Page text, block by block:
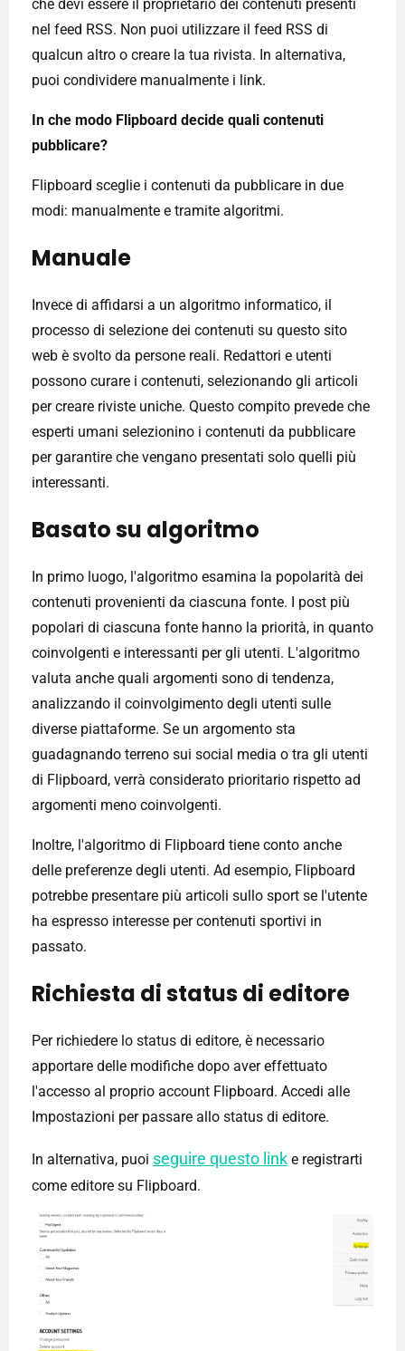
che devi essere il proprietario dei contenuti presenti
nel feed RSS. Non puoi utilizzare il feed RSS di
qualcun altro o creare la tua rivista. In alternativa,
puoi condividere manualmente i link.
In che modo Flipboard decide quali contenuti
pubblicare?
Flipboard sceglie i contenuti da pubblicare in due
modi: manualmente e tramite algoritmi.
Manuale
Invece di affidarsi a un algoritmo informatico, il
processo di selezione dei contenuti su questo sito
web è svolto da persone reali. Redattori e utenti
possono curare i contenuti, selezionando gli articoli
per creare riviste uniche. Questo compito prevede che
esperti umani selezionino i contenuti da pubblicare
per garantire che vengano presentati solo quelli più
interessanti.
Basato su algoritmo
In primo luogo, l'algoritmo esamina la popolarità dei
contenuti provenienti da ciascuna fonte. I post più
popolari di ciascuna fonte hanno la priorità, in quanto
coinvolgenti e interessanti per gli utenti. L'algoritmo
valuta anche quali argomenti sono di tendenza,
analizzando il coinvolgimento degli utenti sulle
diverse piattaforme. Se un argomento sta
guadagnando terreno sui social media o tra gli utenti
di Flipboard, verrà considerato prioritario rispetto ad
argomenti meno coinvolgenti.
Inoltre, l'algoritmo di Flipboard tiene conto anche
delle preferenze degli utenti. Ad esempio, Flipboard
potrebbe presentare più articoli sullo sport se l'utente
ha espresso interesse per contenuti sportivi in ​​
passato.
Richiesta di status di editore
Per richiedere lo status di editore, è necessario
apportare delle modifiche dopo aver effettuato
l'accesso al proprio account Flipboard. Accedi alle
Impostazioni per passare allo status di editore.
In alternativa, puoi seguire questo link e registrarti
come editore su Flipboard.